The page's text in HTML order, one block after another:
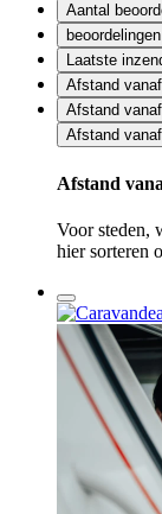
Aantal
beoordelingen
Laatste
Afstand
Afstand
Afstand
Afstand
Voor steden,
hier sorteren